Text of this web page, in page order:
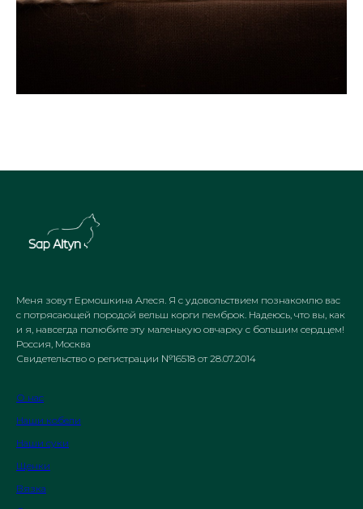
Меня зовут Ермошкина Алеся. Я с удовольствием познакомлю вас
с потрясающей породой вельш корги пемброк. Надеюсь, что вы, как
и я, навсегда полюбите эту маленькую овчарку с большим сердцем!
Россия, Москва
Свидетельство о регистрации №16518 от 28.07.2014
О нас
Наши кобели
Наши суки
Щенки
Вязка